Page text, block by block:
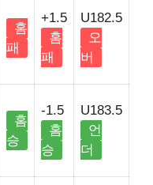
홈
패
+1.5
홈
패
U182.5
오
버
홈
승
-1.5
홈
승
U183.5
언
더